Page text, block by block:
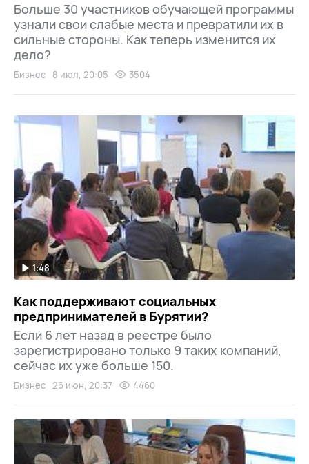
Больше 30 участников обучающей программы
узнали свои слабые места и превратили их в
сильные стороны. Как теперь изменится их
дело?
Бизнес 8 июл, 20:05 3504
1:48
Как поддерживают социальных
предпринимателей в Бурятии?
Если 6 лет назад в реестре было
зарегистрировано только 9 таких компаний,
сейчас их уже больше 150.
Бизнес 26 июн, 20:37 4460